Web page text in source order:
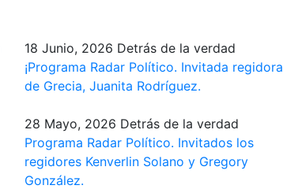
18 Junio, 2026 Detrás de la verdad
¡Programa Radar Político. Invitada regidora
de Grecia, Juanita Rodríguez.
28 Mayo, 2026 Detrás de la verdad
Programa Radar Político. Invitados los
regidores Kenverlin Solano y Gregory
González.